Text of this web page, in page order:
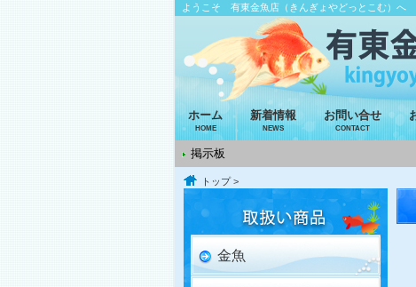
ようこそ 有東金魚店（きんぎょやどっとこむ）へ
ホーム
HOME
新着情報
NEWS
お問い合せ
CONTACT
掲示板
トップ>
金魚